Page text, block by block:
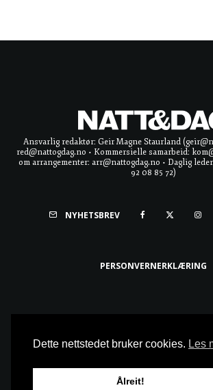
Ansvarlig redaktør: Geir Magne Staurland
red@nattogdag.no • Kommersielle samarbeid:
om arrangementer: arr@nattogdag.no • Daglig
92 08 85 72)
NYHETSBREV
PERSONVERNERKLÆRING
Alle rettigheter reservert • Copyright ©
Dette nettstedet bruker cookies. Les
Ålreit!